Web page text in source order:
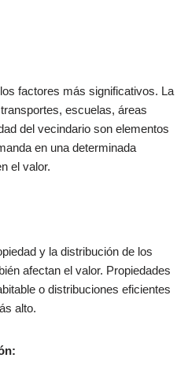
factores más significativos. La
escuelas, áreas
del vecindario son elementos
en una determinada
el valor.
y la distribución de los
afectan el valor. Propiedades
o distribuciones eficientes
alto.